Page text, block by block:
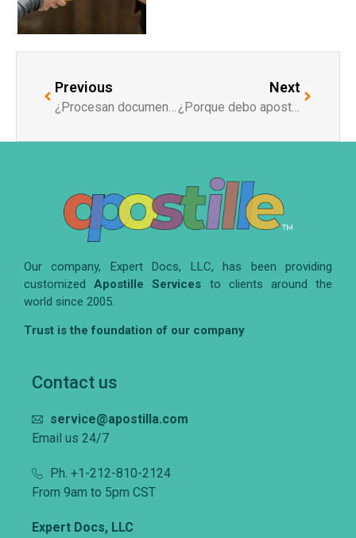
Previous
¿Procesan documentos de cualquier estado de EUA?
Next
¿Porque debo apostillar mi certificado de estudios y/o Diploma?
Our company, Expert Docs, LLC, has been providing
customizedApostille Services to clients around the
world since 2005.
Trust is the foundation of our company
Contact us
service@apostilla.com
Email us 24/7
Ph. +1-212-810-2124
From 9am to 5pm CST
Expert Docs, LLC